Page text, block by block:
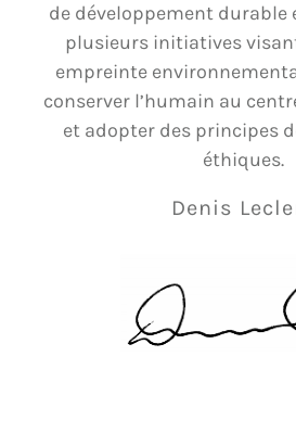
de développement durable
plusieurs initiatives
empreinte
conserver l’humain au
et adopter des principes
éthiques.
Denis